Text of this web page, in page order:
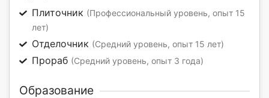
Плиточник (Профессиональный уровень, опыт 15
лет)
Отделочник (Средний уровень, опыт 15 лет)
Прораб (Средний уровень, опыт 3 года)
Образование